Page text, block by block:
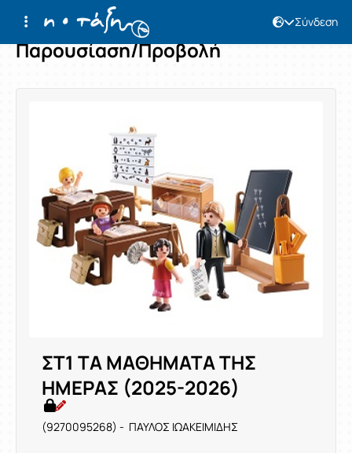
Σύνδεση
Παρουσίαση/Προβολή
ΣΤ1 ΤΑ ΜΑΘΗΜΑΤΑ ΤΗΣ
ΗΜΕΡΑΣ (2025-2026)
(9270095268) - ΠΑΥΛΟΣ ΙΩΑΚΕΙΜΙΔΗΣ